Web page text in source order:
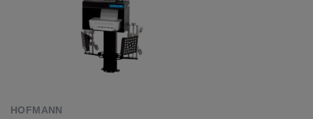
HOFMANN